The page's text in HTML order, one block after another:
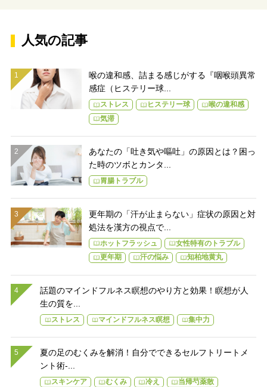
人気の記事
喉の違和感、詰まる感じがする『咽喉頭異常
感症（ヒステリー球...
ストレス ヒステリー球
喉の違和感
気滞
あなたの「吐き気や嘔吐」の原因とは？困っ
た時のツボとカンタ...
胃腸トラブル
更年期の「汗が止まらない」症状の原因と対
処法を漢方の視点で...
ホットフラッシュ
女性特有のトラブル
更年期
汗の悩み 知柏地黄丸
話題のマインドフルネス瞑想のやり方と効果！瞑想が人
生の質を...
ストレス マインドフルネス瞑想 集中力
夏の足のむくみを解消！自分でできるセルフトリートメ
ント術-...
スキンケア むくみ 冷え 当帰芍薬散